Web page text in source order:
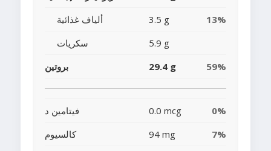
ألياف غذائية
3.5 g
13%
سكريات
5.9 g
بروتين
29.4 g 59%
فيتامين د 0.0 mcg
0%
كالسيوم
94 mg
7%